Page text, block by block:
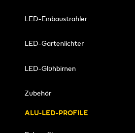
LED-Einbaustrahler
LED-Gartenlichter
LED-Glühbirnen
Zubehör
ALU-LED-PROFILE